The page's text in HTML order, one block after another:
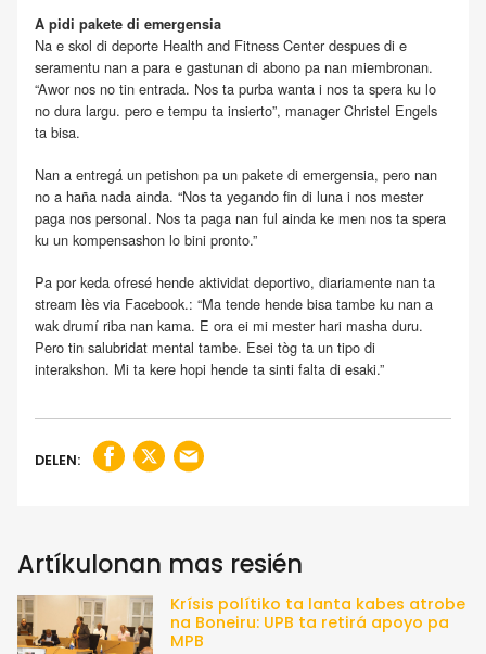
A pidi pakete di emergensia
Na e skol di deporte Health and Fitness Center despues di e
seramentu nan a para e gastunan di abono pa nan miembronan.
“Awor nos no tin entrada. Nos ta purba wanta i nos ta spera ku lo
no dura largu. pero e tempu ta insierto”, manager Christel Engels
ta bisa.
Nan a entregá un petishon pa un pakete di emergensia, pero nan
no a haña nada ainda. “Nos ta yegando fin di luna i nos mester
paga nos personal. Nos ta paga nan ful ainda ke men nos ta spera
ku un kompensashon lo bini pronto.”
Pa por keda ofresé hende aktividat deportivo, diariamente nan ta
stream lès via Facebook.: “Ma tende hende bisa tambe ku nan a
wak drumí riba nan kama. E ora ei mi mester hari masha duru.
Pero tin salubridat mental tambe. Esei tòg ta un tipo di
interakshon. Mi ta kere hopi hende ta sinti falta di esaki.”
DELEN:
Artíkulonan mas resién
Krísis polítiko ta lanta kabes atrobe
na Boneiru: UPB ta retirá apoyo pa
MPB